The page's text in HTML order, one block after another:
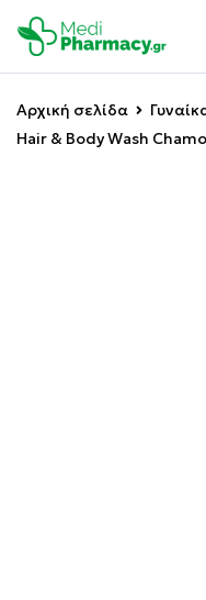
Αρχική σελίδα
Hair & Body Wash